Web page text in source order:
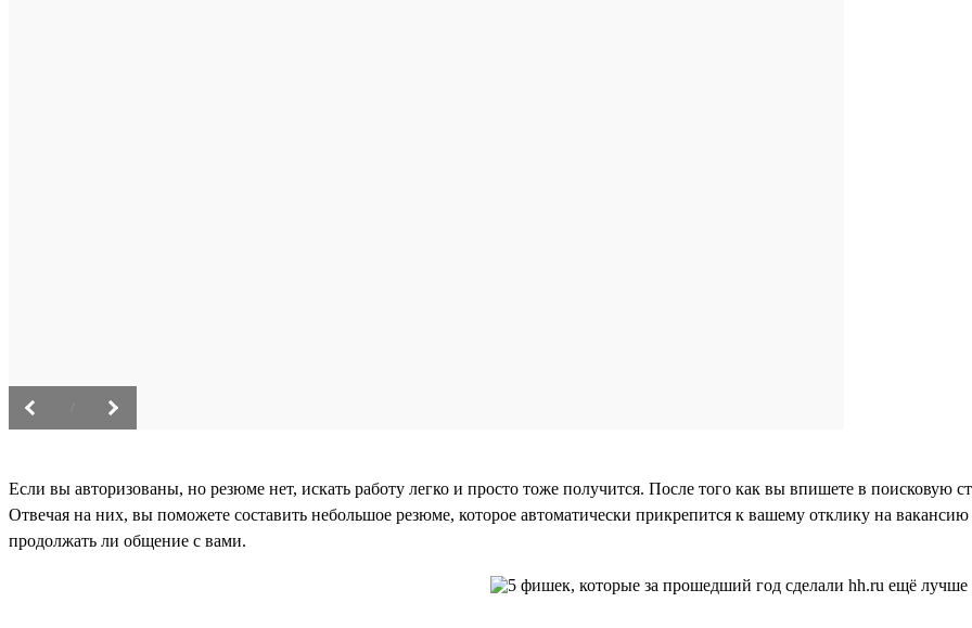
Если вы авторизованы, но резюме нет, искать работу легко и просто тоже получится. После того как вы впишете в поисковую
Отвечая на них, вы поможете составить небольшое резюме, которое автоматически прикрепится к вашему отклику на
продолжать ли общение с вами.